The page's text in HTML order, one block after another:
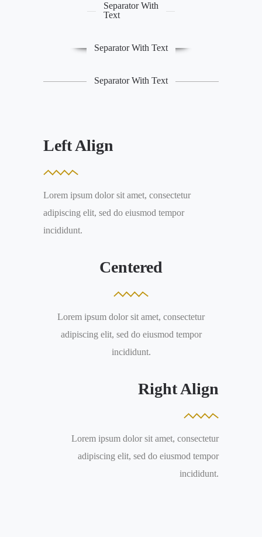
Separator With
Text
Separator With Text
Separator With Text
Left Align
Lorem ipsum dolor sit amet, consectetur
adipiscing elit, sed do eiusmod tempor
incididunt.
Centered
Lorem ipsum dolor sit amet, consectetur
adipiscing elit, sed do eiusmod tempor
incididunt.
Right Align
Lorem ipsum dolor sit amet, consectetur
adipiscing elit, sed do eiusmod tempor
incididunt.